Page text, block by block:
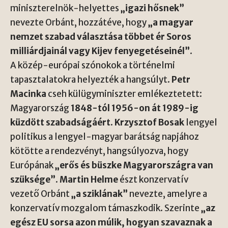
miniszterelnök-helyettes„igazi hősnek”
nevezte Orbánt, hozzátéve, hogy„a magyar
nemzet szabad választása többet ér Soros
milliárdjainál vagy Kijev fenyegetéseinél”.
A közép-európai szónokok a történelmi
tapasztalatokra helyezték a hangsúlyt. Petr
Macinka cseh külügyminiszter emlékeztetett:
Magyarország 1848-tól 1956-on át 1989-ig
küzdött szabadságáért. Krzysztof Bosak lengyel
politikus a lengyel-magyar barátság napjához
kötötte a rendezvényt, hangsúlyozva, hogy
Európának„erős és büszke Magyarországra van
szüksége”.Martin Helmeészt konzervatív
vezető Orbánt„a sziklának” nevezte, amelyre a
konzervatív mozgalom támaszkodik. Szerinte„az
egész EU sorsa azon múlik, hogyan szavaznak a